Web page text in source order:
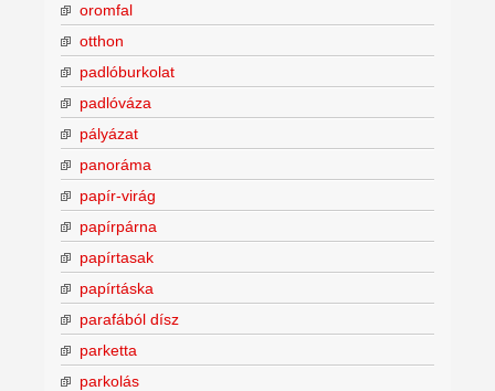
oromfal
otthon
padlóburkolat
padlóváza
pályázat
panoráma
papír-virág
papírpárna
papírtasak
papírtáska
parafából dísz
parketta
parkolás